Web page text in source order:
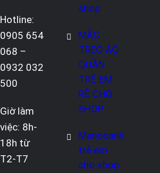
Hotline:
0905 654
068 –
0932 032
500
Giờ làm
việc: 8h-
18h từ
T2-T7
shop
MẮC
TREO ÁO
QUẦN
TRẺ EM
RẺ CHO
SHOP
Manocanh
trẻ em
cho shop